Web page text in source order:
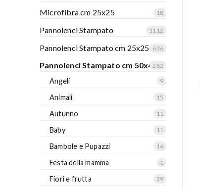
Microfibra cm 25x25 18
Pannolenci Stampato 1112
Pannolenci Stampato cm 25x25 636
Pannolenci Stampato cm 50x40282
Angeli 9
Animali 15
Autunno 11
Baby 11
Bambole e Pupazzi 16
Festa della mamma 1
Fiori e frutta 29